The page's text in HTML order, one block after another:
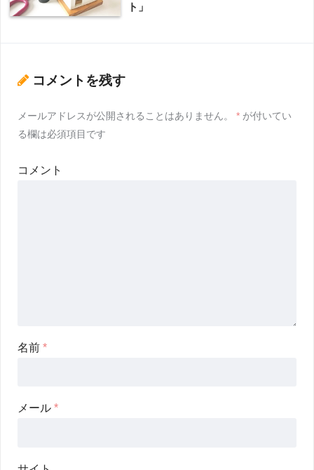
ト」
コメントを残す
メールアドレスが公開されることはありません。 * が付いてい
る欄は必須項目です
コメント
名前 *
メール *